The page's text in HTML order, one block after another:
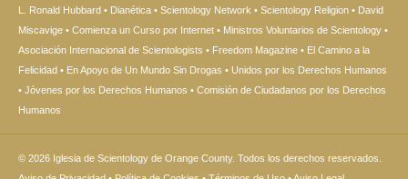
L. Ronald Hubbard Dianética Scientology Network Scientology Religion
David
Miscavige
Comienza un Curso por Internet
Ministros Voluntarios de Scientology
Asociación Internacional de Scientologists
Freedom Magazine
El Camino a la
Felicidad
En Apoyo de Un Mundo Sin Drogas
Unidos por los Derechos Humanos
Jóvenes por los Derechos Humanos
Comisión de Ciudadanos por los Derechos
Humanos
© 2026 Iglesia de Scientology de Orange County. Todos los derechos reservados.